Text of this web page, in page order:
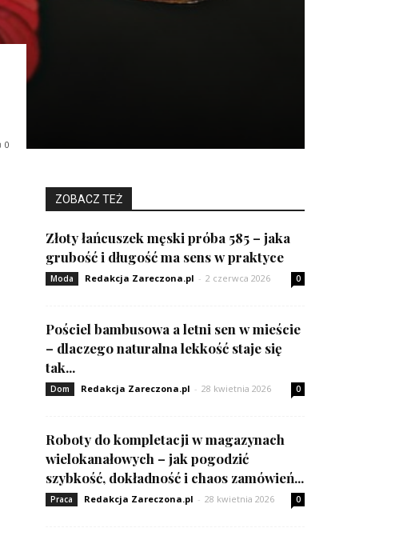
0
ZOBACZ TEŻ
Złoty łańcuszek męski próba 585 – jaka
grubość i długość ma sens w praktyce
Moda Redakcja Zareczona.pl - 2 czerwca 2026 0
Pościel bambusowa a letni sen w mieście
– dlaczego naturalna lekkość staje się
tak...
Dom Redakcja Zareczona.pl - 28 kwietnia 2026 0
Roboty do kompletacji w magazynach
wielokanałowych – jak pogodzić
szybkość, dokładność i chaos zamówień...
Praca Redakcja Zareczona.pl - 28 kwietnia 2026 0